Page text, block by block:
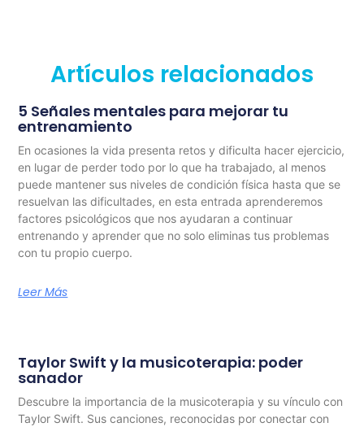
Artículos relacionados
5 Señales mentales para mejorar tu
entrenamiento
En ocasiones la vida presenta retos y dificulta hacer ejercicio,
en lugar de perder todo por lo que ha trabajado, al menos
puede mantener sus niveles de condición física hasta que se
resuelvan las dificultades, en esta entrada aprenderemos
factores psicológicos que nos ayudaran a continuar
entrenando y aprender que no solo eliminas tus problemas
con tu propio cuerpo.
Leer Más
Taylor Swift y la musicoterapia: poder
sanador
Descubre la importancia de la musicoterapia y su vínculo con
Taylor Swift. Sus canciones, reconocidas por conectar con